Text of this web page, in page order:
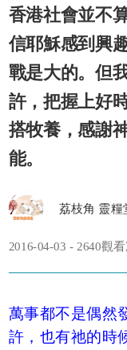
香港社會並不
信耶穌感到興
戰是大的。但
許，把握上好
搭牧養，感謝
能。
荔枝角 靈糧
2016-04-03 - 2640觀
萬事都不是偶然
許，也有祂的時